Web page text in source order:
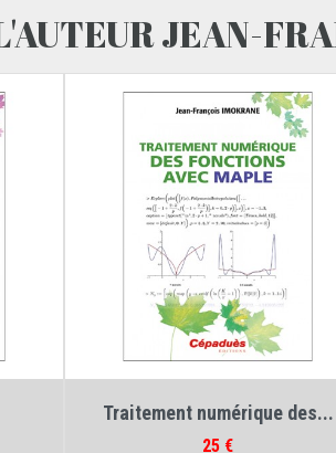
JEAN-
Traitement numérique des...
Prix
25 €